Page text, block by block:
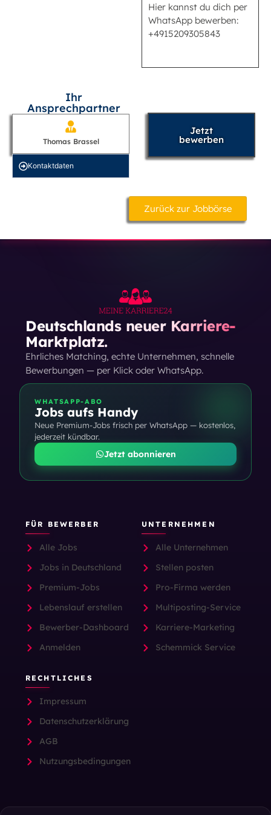
Hier kannst du dich per
WhatsApp bewerben:
+4915209305843
Ihr
Ansprechpartner
Thomas Brassel
Kontakt­daten
Jetzt
bewerben
Zurück zur Jobbörse
Deutschlands neuer Karriere-
Marktplatz.
Ehrliches Matching, echte Unternehmen, schnelle
Bewerbungen — per Klick oder WhatsApp.
WHATSAPP-ABO
Jobs aufs Handy
Neue Premium-Jobs frisch per WhatsApp — kostenlos,
jederzeit kündbar.
Jetzt abonnieren
FÜR BEWERBER
Alle Jobs
Jobs in Deutschland
Premium-Jobs
Lebenslauf erstellen
Bewerber-Dashboard
Anmelden
UNTERNEHMEN
Alle Unternehmen
Stellen posten
Pro-Firma werden
Multiposting-Service
Karriere-Marketing
Schemmick Service
RECHTLICHES
Impressum
Datenschutzerklärung
AGB
Nutzungsbedingungen